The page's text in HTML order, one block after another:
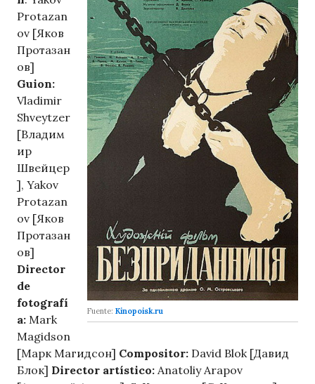
Fuente: Kinopoisk.ru
Protazan
ov [Яков
Протазан
ов]
Guion:
Vladimir
Shveytzer
[Владим
ир
Швейцер
], Yakov
Protazan
ov [Яков
Протазан
ов]
Director
de
fotografí
a: Mark
Magidson
[Марк Магидсон] Compositor: David Blok [Давид
Блок] Director artístico: Anatoliy Arapov